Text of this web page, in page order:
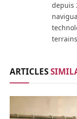
depuis
ARTICLES